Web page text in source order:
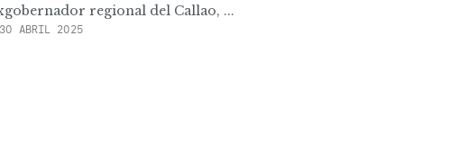
regional del Callao, ...
30 ABRIL 2025